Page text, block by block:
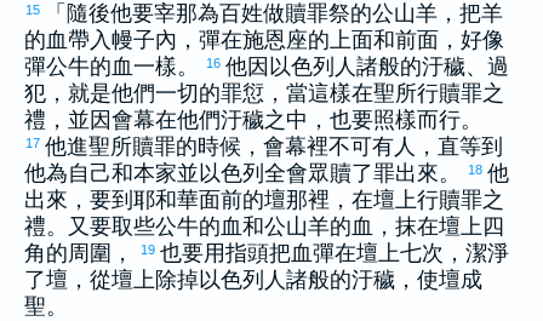
15
「隨後他要宰那為百姓做贖罪祭的公山羊，把羊
的血帶入幔子內，彈在施恩座的上面和前面，好像
彈公牛的血一樣。
16 他因 以色列 人諸般的汙穢、過
犯，就是他們一切的罪愆，當這樣在聖所行贖罪之
禮，並因會幕在他們汙穢之中，也要照樣而行。
17 他進聖所贖罪的時候，會幕裡不可有人，直等到
他為自己和本家並以色列 全會眾贖了罪出來。 18 他
出來，要到耶和華面前的壇那裡，在壇上行贖罪之
禮。又要取些公牛的血和公山羊的血，抹在壇上四
角的周圍，
19 也要用指頭把血彈在壇上七次，潔淨
了壇，從壇上除掉以色列 人諸般的汙穢，使壇成
聖。